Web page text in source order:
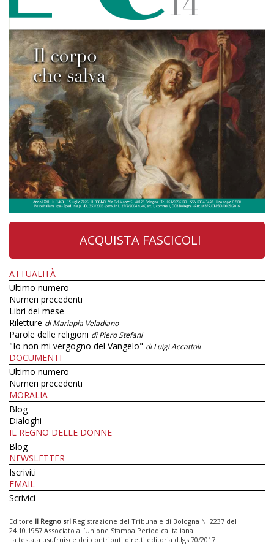
ACQUISTA FASCICOLI
ATTUALITÀ
Ultimo numero
Numeri precedenti
Libri del mese
Riletture di Mariapia Veladiano
Parole delle religioni di Piero Stefani
"Io non mi vergogno del Vangelo" di Luigi Accattoli
DOCUMENTI
Ultimo numero
Numeri precedenti
MORALIA
Blog
Dialoghi
IL REGNO DELLE DONNE
Blog
NEWSLETTER
Iscriviti
EMAIL
Scrivici
Editore Il Regno srl Registrazione del Tribunale di Bologna N. 2237 del
24.10.1957 Associato all’Unione Stampa Periodica Italiana
La testata usufruisce dei contributi diretti editoria d.lgs 70/2017